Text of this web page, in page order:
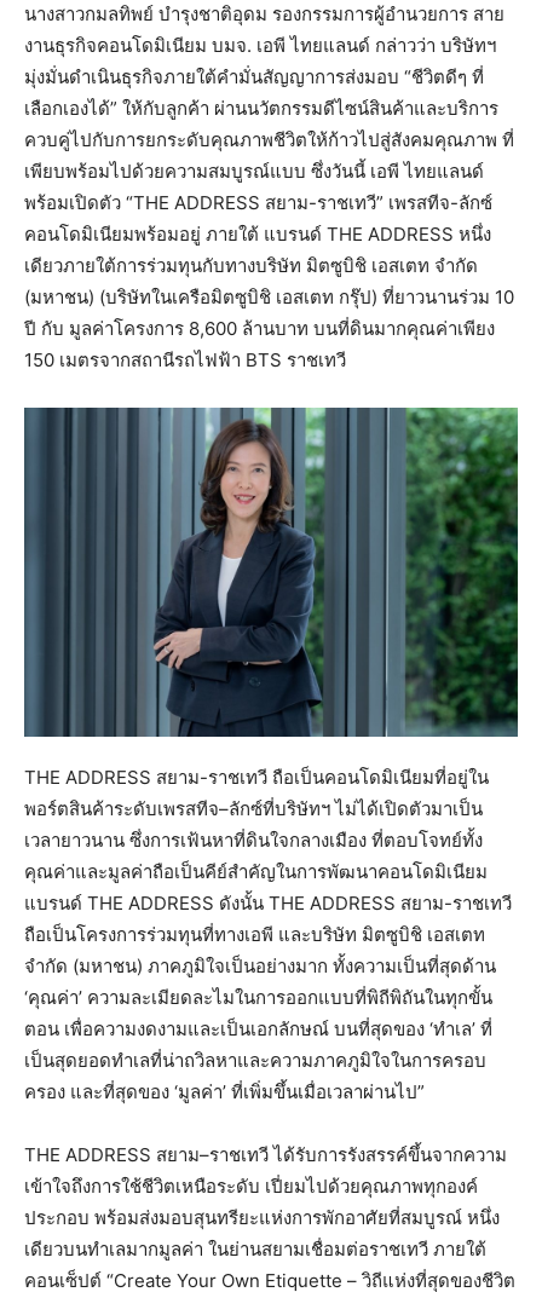
นางสาวกมลทิพย์ บำรุงชาติอุดม รองกรรมการผู้อำนวยการ สาย
งานธุรกิจคอนโดมิเนียม บมจ. เอพี ไทยแลนด์ กล่าวว่า บริษัทฯ
มุ่งมั่นดำเนินธุรกิจภายใต้คำมั่นสัญญาการส่งมอบ “ชีวิตดีๆ ที่
เลือกเองได้” ให้กับลูกค้า ผ่านนวัตกรรมดีไซน์สินค้าและบริการ
ควบคู่ไปกับการยกระดับคุณภาพชีวิตให้ก้าวไปสู่สังคมคุณภาพ ที่
เพียบพร้อมไปด้วยความสมบูรณ์แบบ ซึ่งวันนี้ เอพี ไทยแลนด์
พร้อมเปิดตัว “THE ADDRESS สยาม-ราชเทวี” เพรสทีจ-ลักซ์
คอนโดมิเนียมพร้อมอยู่ ภายใต้ แบรนด์ THE ADDRESS หนึ่ง
เดียวภายใต้การร่วมทุนกับทางบริษัท มิตซูบิชิ เอสเตท จำกัด
(มหาชน) (บริษัทในเครือมิตซูบิชิ เอสเตท กรุ๊ป) ที่ยาวนานร่วม 10
ปี กับ มูลค่าโครงการ 8,600 ล้านบาท บนที่ดินมากคุณค่าเพียง
150 เมตรจากสถานีรถไฟฟ้า BTS ราชเทวี
THE ADDRESS สยาม-ราชเทวี ถือเป็นคอนโดมิเนียมที่อยู่ใน
พอร์ตสินค้าระดับเพรสทีจ–ลักซ์ที่บริษัทฯ ไม่ได้เปิดตัวมาเป็น
เวลายาวนาน ซึ่งการเฟ้นหาที่ดินใจกลางเมือง ที่ตอบโจทย์ทั้ง
คุณค่าและมูลค่าถือเป็นคีย์สำคัญในการพัฒนาคอนโดมิเนียม
แบรนด์ THE ADDRESS ดังนั้น THE ADDRESS สยาม-ราชเทวี
ถือเป็นโครงการร่วมทุนที่ทางเอพี และบริษัท มิตซูบิชิ เอสเตท
จำกัด (มหาชน) ภาคภูมิใจเป็นอย่างมาก ทั้งความเป็นที่สุดด้าน
‘คุณค่า’ ความละเมียดละไมในการออกแบบที่พิถีพิถันในทุกขั้น
ตอน เพื่อความงดงามและเป็นเอกลักษณ์ บนที่สุดของ ‘ทำเล’ ที่
เป็นสุดยอดทำเลที่น่าถวิลหาและความภาคภูมิใจในการครอบ
ครอง และที่สุดของ ‘มูลค่า’ ที่เพิ่มขึ้นเมื่อเวลาผ่านไป”
THE ADDRESS สยาม–ราชเทวี ได้รับการรังสรรค์ขึ้นจากความ
เข้าใจถึงการใช้ชีวิตเหนือระดับ เปี่ยมไปด้วยคุณภาพทุกองค์
ประกอบ พร้อมส่งมอบสุนทรียะแห่งการพักอาศัยที่สมบูรณ์ หนึ่ง
เดียวบนทำเลมากมูลค่า ในย่านสยามเชื่อมต่อราชเทวี ภายใต้
คอนเซ็ปต์ “Create Your Own Etiquette – วิถีแห่งที่สุดของชีวิต